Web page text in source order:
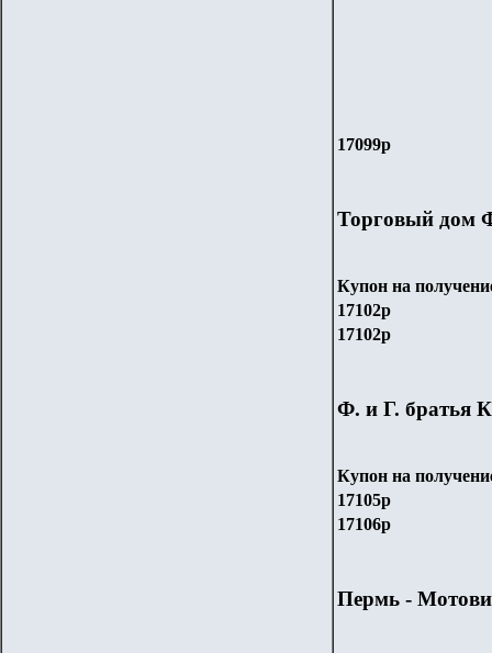
17099р
Торговый дом
Купон на
17102р
17102р
Ф. и Г. братья
Купон на
17105р
17106р
Пермь -